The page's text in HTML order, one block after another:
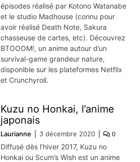
épisodes réalisé par Kotono Watanabe
et le studio Madhouse (connu pour
avoir réalisé Death Note, Sakura
chasseuse de cartes, etc). Découvrez
BTOOOM!, un anime autour d’un
survival-game grandeur nature,
disponible sur les plateformes Netflix
et Crunchyroll.
Kuzu no Honkai, l’anime
japonais
Laurianne 3 décembre 2020 0
Diffusé dès l’hiver 2017, Kuzu no
Honkai ou Scum’s Wish est un anime